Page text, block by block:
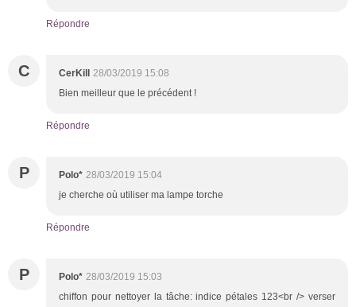
Répondre
C CerKill 28/03/2019 15:08
Bien meilleur que le précédent !
Répondre
P Polo* 28/03/2019 15:04
je cherche où utiliser ma lampe torche
Répondre
P Polo* 28/03/2019 15:03
chiffon pour nettoyer la tâche: indice pétales 123<br /> verser